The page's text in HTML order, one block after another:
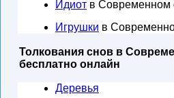
Идиот в Современном
Игрушки в
Толкования снов в
бесплатно онлайн
Деревья